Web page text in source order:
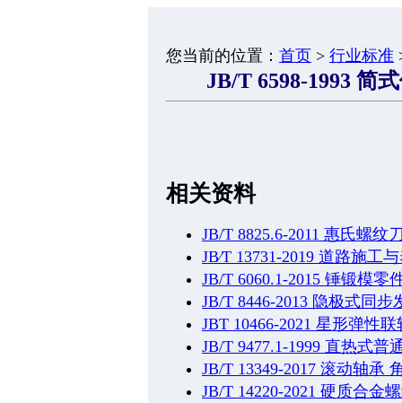
您当前的位置： 首页 > 行业标准
JB/T 6598-1993 简
相关资料
JB/T 8825.6-2011 惠氏螺纹
JB∕T 13731-2019 道路施工
JB/T 6060.1-2015 锤锻模零
JB/T 8446-2013 隐极式同
JBT 10466-2021 星形弹性联
JB/T 9477.1-1999 直热式普
JB/T 13349-2017 滚动轴承
JB/T 14220-2021 硬质合金